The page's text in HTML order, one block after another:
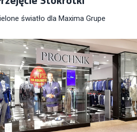
światło dla Maxima Grupe